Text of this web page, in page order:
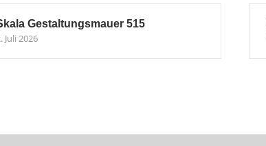
Gestaltungsmauer 515
Juli 2026